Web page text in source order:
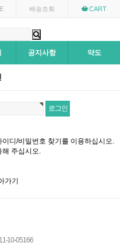
배송조회 CART
공지사항 약도
디/비밀번호 찾기를 이용하십시오.
해 주십시오.
가기
10-05166